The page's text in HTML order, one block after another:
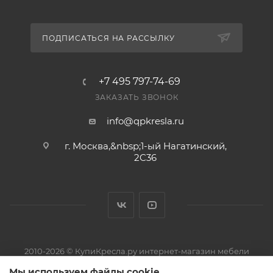
— транспортными компаниями (ПЭК, «Деловые
складе передаём заказ в транспортную компанию
Да, на товар действует гарантия производителя, а
ПОДПИСАТЬСЯ НА РАССЫЛКУ
+7 495 797-74-69
ЗАКАЗАТЬ ЗВОНОК
info@qpkresla.ru
г. Москва,&nbsp;1-ый Нагатинский,
2C36
2010-2026 © КупиКресла.ру интернет-магазин мебели
ИП Пирожков Кирилл Сергеевич · ОГРНИП 313774626800150 ·